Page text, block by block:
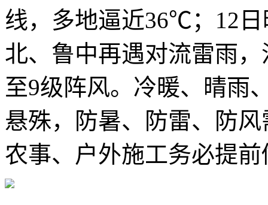
线，多地逼近36℃；12
北、鲁中再遇对流雷雨
至9级阵风。冷暖、晴雨
悬殊，防暑、防雷、防
农事、户外施工务必提